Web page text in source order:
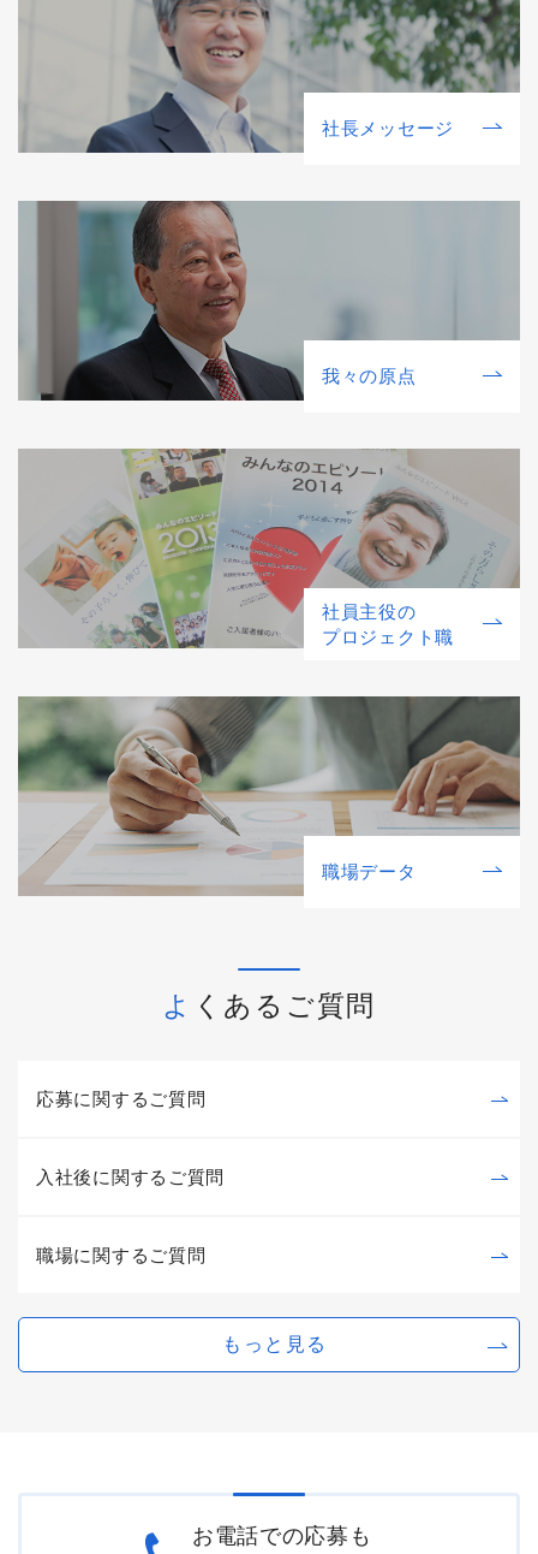
社⻑メッセージ
我々の原点
社員主役の
プロジェクト職
職場データ
よくあるご質問
応募に関するご質問
入社後に関するご質問
職場に関するご質問
もっと見る
お電話での応募も